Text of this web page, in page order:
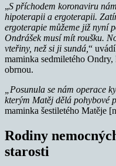
„S příchodem koronaviru
hipoterapii a ergoterapii.
ergoterapie můžeme již nyní
Ondrášek musí mít roušku.
vteřiny, než si ji sundá, “
maminka sedmiletého
obrnou.
„Posunula se nám operace
kterým Matěj dělá pohybové
maminka šestiletého Matěje
Rodiny
starosti